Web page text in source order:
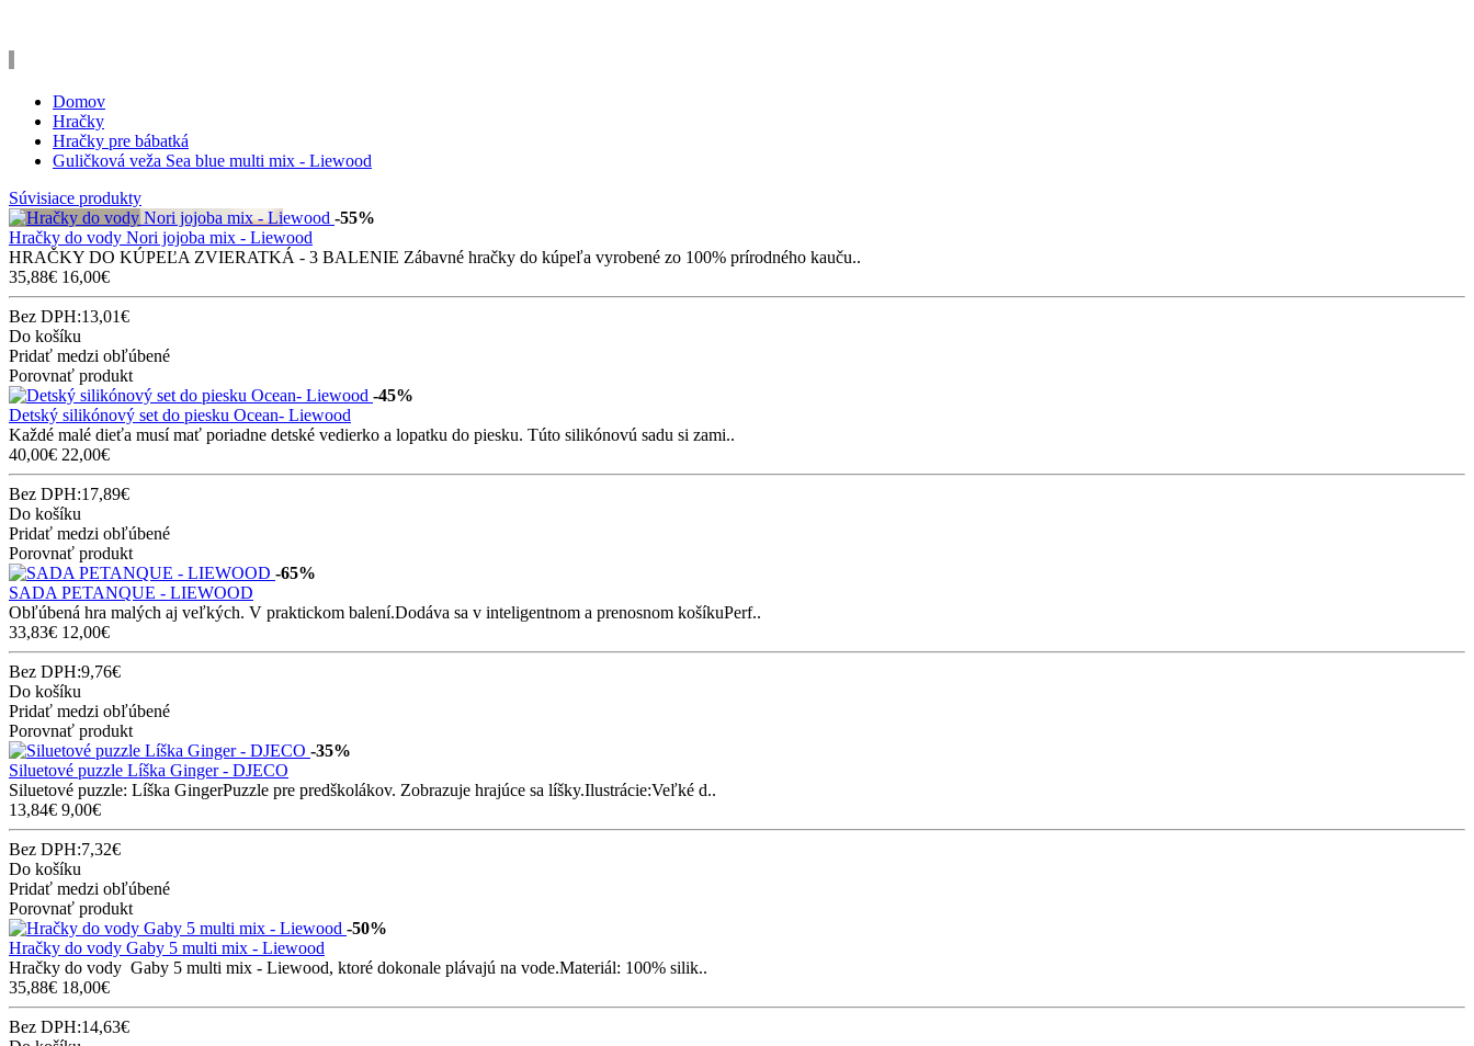
Domov
Hračky
Hračky pre bábatká
Guličková veža Sea blue multi mix - Liewood
Súvisiace produkty
-55%
Hračky do vody Nori jojoba mix - Liewood
HRAČKY DO KÚPEĽA ZVIERATKÁ - 3 BALENIE Zábavné hračky do kúpeľa vyrobené zo 100% prírodného kauču..
35,88€ 16,00€
Bez DPH:13,01€
Do košíku
Pridať medzi obľúbené
Porovnať produkt
-45%
Detský silikónový set do piesku Ocean- Liewood
Každé malé dieťa musí mať poriadne detské vedierko a lopatku do piesku. Túto silikónovú sadu si zami..
40,00€ 22,00€
Bez DPH:17,89€
Do košíku
Pridať medzi obľúbené
Porovnať produkt
-65%
SADA PETANQUE - LIEWOOD
Obľúbená hra malých aj veľkých. V praktickom balení.Dodáva sa v inteligentnom a prenosnom košíkuPerf..
33,83€ 12,00€
Bez DPH:9,76€
Do košíku
Pridať medzi obľúbené
Porovnať produkt
-35%
Siluetové puzzle Líška Ginger - DJECO
Siluetové puzzle: Líška GingerPuzzle pre predškolákov. Zobrazuje hrajúce sa líšky.Ilustrácie:Veľké d..
13,84€ 9,00€
Bez DPH:7,32€
Do košíku
Pridať medzi obľúbené
Porovnať produkt
-50%
Hračky do vody Gaby 5 multi mix - Liewood
Hračky do vody Gaby 5 multi mix - Liewood, ktoré dokonale plávajú na vode.Materiál: 100% silik..
35,88€ 18,00€
Bez DPH:14,63€